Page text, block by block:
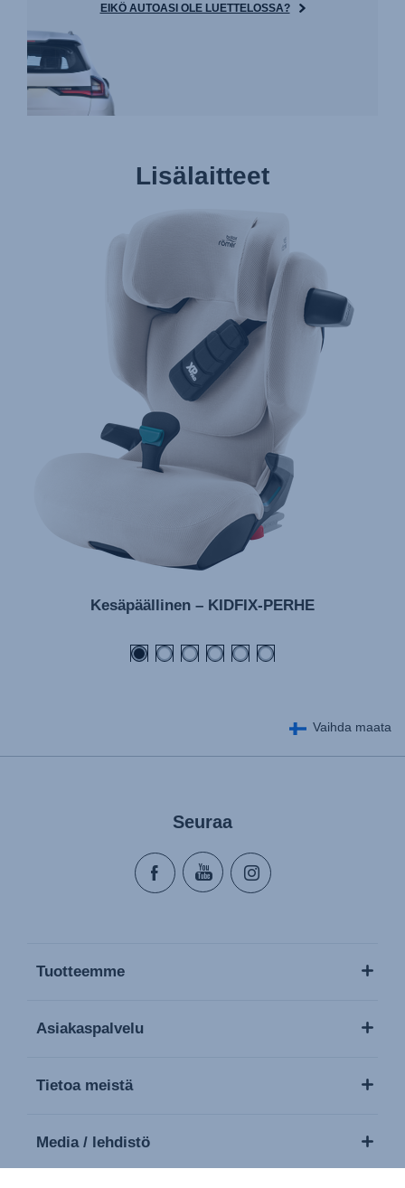
EIKÖ AUTOASI OLE LUETTELOSSA?
Lisälaitteet
Kesäpäällinen – KIDFIX-PERHE
Vaihda maata
Seuraa
Tuotteemme
Asiakaspalvelu
Tietoa meistä
Media / lehdistö